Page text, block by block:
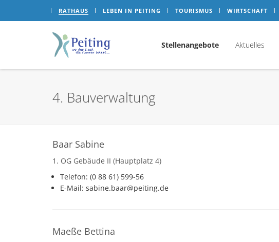
RATHAUS LEBEN IN PEITING TOURISMUS WIRTSCHAFT
Stellenangebote Aktuelles
4. Bauverwaltung
Baar Sabine
1. OG Gebäude II (Hauptplatz 4)
Telefon: (0 88 61) 599-56
E-Mail: sabine.baar@peiting.de
Maeße Bettina